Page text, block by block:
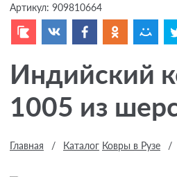
Артикул: 909810664
Индийский
1005 из
Главная / Каталог Ковры в Рузе /